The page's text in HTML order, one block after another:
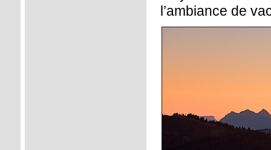
l’ambiance de